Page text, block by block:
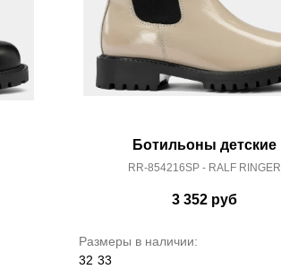
Ботильоны детские
RR-854216SP - RALF RINGER
3 352руб
Размеры в наличии:
32 33